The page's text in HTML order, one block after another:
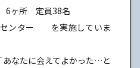
6ヶ所 定員38名
センター を実施していま
あなたに会えてよかった…と